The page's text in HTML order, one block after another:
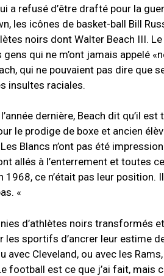
a refusé d’être drafté pour la
les icônes de basket-ball Bill
noirs dont Walter Beach III.
qui ne m’ont jamais appelé
qui ne pouvaient pas dire que
insultes raciales.
dernière, Beach dit qu’il
le prodige de boxe et ancien
Blancs n’ont pas été
allés à l’enterrement et toutes
1968, ce n’était pas leur
«
d’athlètes noirs transformés
les sportifs d’ancrer leur estime
avec Cleveland, ou avec les
football est ce que j’ai fait, mais